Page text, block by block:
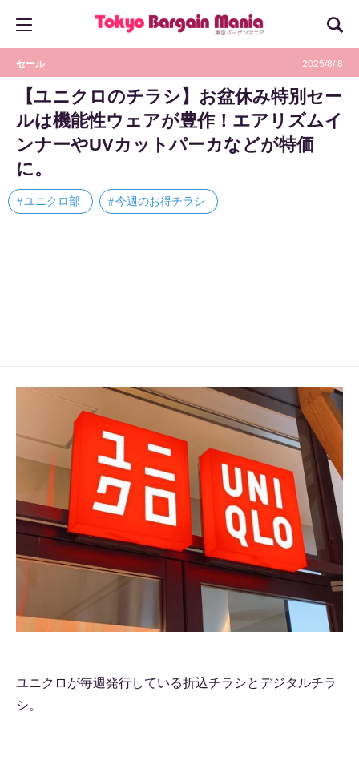
セール 2025/8/ 8
【ユニクロのチラシ】お盆休み特別セー
ルは機能性ウェアが豊作！エアリズムイ
ンナーやUVカットパーカなどが特価
に。
ユニクロ部 今週のお得チラシ
ユニクロが毎週発行している折込チラシとデジタルチラ
シ。